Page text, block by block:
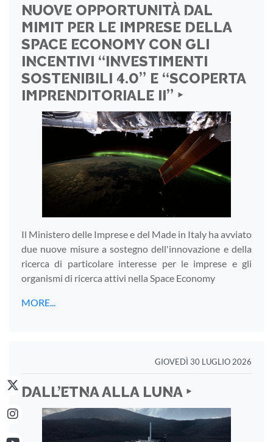
NUOVE OPPORTUNITÀ DAL
MIMIT PER LE IMPRESE DELLA
SPACE ECONOMY CON GLI
INCENTIVI “INVESTIMENTI
SOSTENIBILI 4.0” E “SCOPERTA
IMPRENDITORIALE II” ‣
Il Ministero delle Imprese e del Made in Italy ha avviato
due nuove misure a sostegno dell'innovazione e della
ricerca di particolare interesse per le imprese e gli
organismi di ricerca attivi nella Space Economy
MORE...
GIOVEDÌ 30 LUGLIO 2026
DALL’ETNA ALLA LUNA ‣